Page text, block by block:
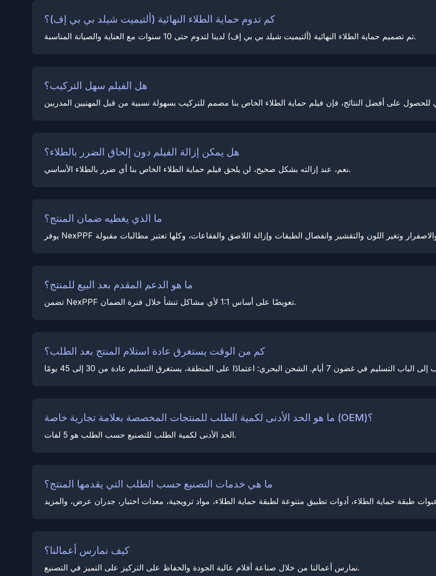
كم تدوم حماية الطلاء النهائية (ألتيميت شيلد بي بي إف)؟
تم تصميم حماية الطلاء النهائية (ألتيميت شيلد بي بي إف) لدينا لتدوم حتى 10 سنوات مع العناية والصيانة المناسبة.
هل الفيلم سهل التركيب؟
هل يمكن إزالة الفيلم دون إلحاق الضرر بالطلاء؟
نعم، عند إزالته بشكل صحيح، لن يلحق فيلم حماية الطلاء الخاص بنا أي ضرر بالطلاء الأساسي.
ما الذي يغطيه ضمان المنتج؟
ما هو الدعم المقدم بعد البيع للمنتج؟
تضمن NexPPF تعويضًا على أساس 1:1 لأي مشاكل تنشأ خلال فترة الضمان.
كم من الوقت يستغرق عادة استلام المنتج بعد الطلب؟
ما هو الحد الأدنى لكمية الطلب للمنتجات المخصصة بعلامة تجارية خاصة (OEM)؟
الحد الأدنى لكمية الطلب للتصنيع حسب الطلب هو 5 لفات.
ما هي خدمات التصنيع حسب الطلب التي يقدمها المنتج؟
كيف نمارس أعمالنا؟
نمارس أعمالنا من خلال صناعة أفلام عالية الجودة والحفاظ على التركيز على التميز في التصنيع.